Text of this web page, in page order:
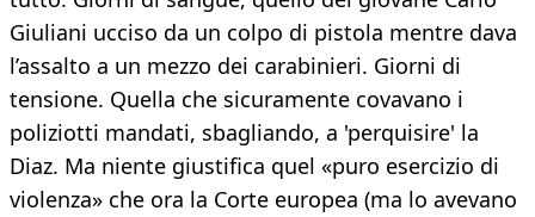
Giuliani ucciso da un colpo di pistola mentre dava
l’assalto a un mezzo dei carabinieri. Giorni di
tensione. Quella che sicuramente covavano i
poliziotti mandati, sbagliando, a 'perquisire' la
Diaz. Ma niente giustifica quel «puro esercizio di
violenza» che ora la Corte europea (ma lo avevano